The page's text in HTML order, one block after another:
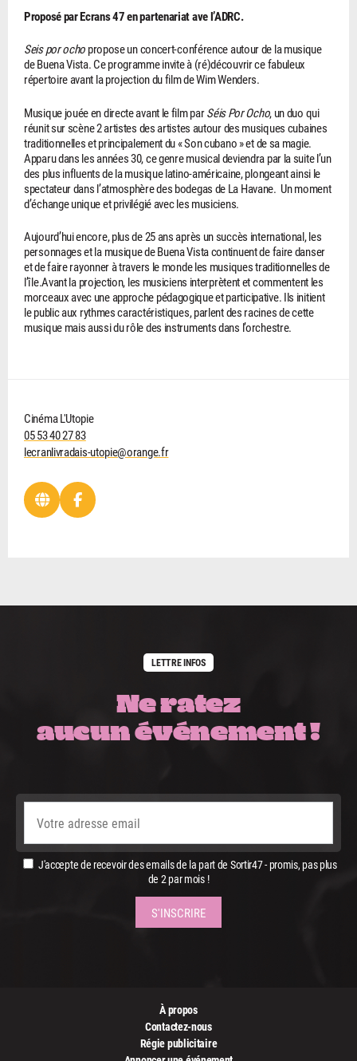
Proposé par Ecrans 47 en partenariat ave l’ADRC.
Seis por ocho propose un concert-conférence autour de la musique
de Buena Vista. Ce programme invite à (ré)découvrir ce fabuleux
répertoire avant la projection du film de Wim Wenders.
Musique jouée en directe avant le film parSéis Por Ocho, un duo qui
réunit sur scène 2 artistes des artistes autour des musiques cubaines
traditionnelles et principalement du « Son cubano » et de sa magie.
Apparu dans les années 30, ce genre musical deviendra par la suite l’un
des plus influents de la musique latino-américaine, plongeant ainsi le
spectateur dans l’atmosphère des bodegas de La Havane. Un moment
d’échange unique et privilégié avec les musiciens.
Aujourd’hui encore, plus de 25 ans après un succès international, les
personnages et la musique de Buena Vista continuent de faire danser
et de faire rayonner à travers le monde les musiques traditionnelles de
l’île.Avant la projection, les musiciens interprètent et commentent les
morceaux avec une approche pédagogique et participative. Ils initient
le public aux rythmes caractéristiques, parlent des racines de cette
musique mais aussi du rôle des instruments dans l’orchestre.
Cinéma L'Utopie
05 53 40 27 83
lecranlivradais-utopie@orange.fr
LETTRE INFOS
Ne ratez
aucun événement !
J'accepte de recevoir des emails de la part de Sortir47 - promis, pas plus
de 2 par mois !
À propos
Contactez-nous
Régie publicitaire